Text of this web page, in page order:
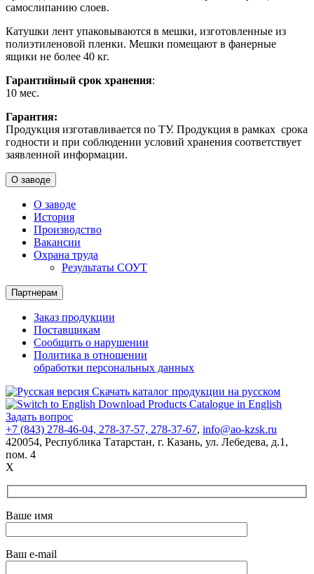
самослипанию слоев.
Катушки лент упаковываются в мешки, изготовленные из
полиэтиленовой пленки. Мешки помещают в фанерные
ящики не более 40 кг.
Гарантийный срок хранения:
10 мес.
Гарантия:
Продукция изготавливается по ТУ. Продукция в рамках срока
годности и при соблюдении условий хранения соответствует
заявленной информации.
О заводе
О заводе
История
Производство
Вакансии
Охрана труда
Результаты СОУТ
Партнерам
Заказ продукции
Поставщикам
Сообщить о нарушении
Политика в отношении
обработки персональных данных
Скачать каталог продукции на русском
Download Products Catalogue in English
Задать вопрос
+7 (843) 278-46-04, 278-37-57, 278-37-67, info@ao-kzsk.ru
420054, Республика Татарстан, г. Казань, ул. Лебедева, д.1 ,
пом. 4
X
Ваше имя
Ваш e-mail